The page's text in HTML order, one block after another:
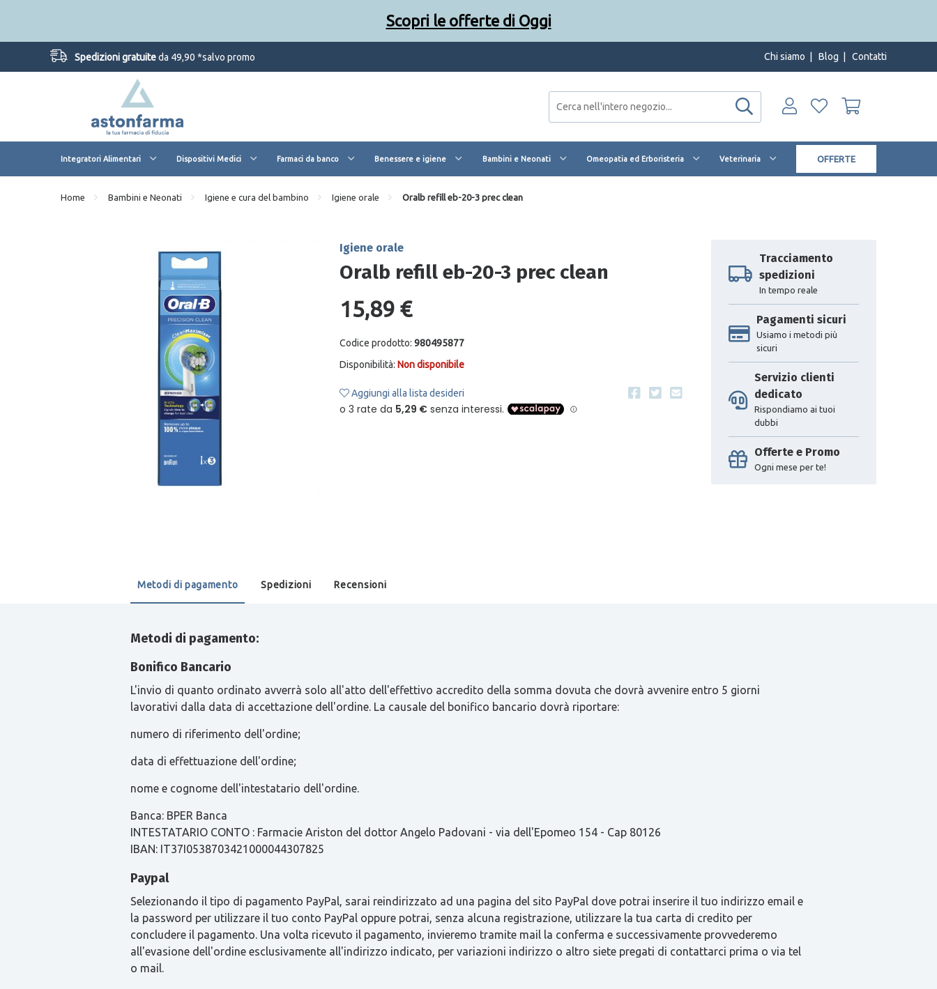
Spedizioni gratuiteda 49,90 *salvo promo Chi siamo Blog Contatti
Integratori Alimentari Dispositivi Medici Farmaci da banco Benessere e igiene Bambini e Neonati Omeopatia ed Erboristeria Veterinaria OFFERTE
Home Bambini e Neonati Igiene e cura del bambino Igiene orale Oralb refill eb-20-3 prec clean
Igiene orale
Oralb refill eb-20-3 prec clean
15,89 €
Codice prodotto: 980495877
Disponibilità: Non disponibile
Aggiungi alla lista desideri
Tracciamento
spedizioni
In tempo reale
Pagamenti sicuri
Usiamo i metodi più
sicuri
Servizio clienti
dedicato
Rispondiamo ai tuoi
dubbi
Offerte e Promo
Ogni mese per te!
Metodi di pagamento Spedizioni Recensioni
Metodi di pagamento:
Bonifico Bancario
L'invio di quanto ordinato avverrà solo all'atto dell'effettivo accredito della somma dovuta che dovrà avvenire entro 5 giorni
lavorativi dalla data di accettazione dell'ordine. La causale del bonifico bancario dovrà riportare:
numero di riferimento dell'ordine;
data di effettuazione dell'ordine;
nome e cognome dell'intestatario dell'ordine.
Banca: BPER Banca
INTESTATARIO CONTO : Farmacie Ariston del dottor Angelo Padovani - via dell'Epomeo 154 - Cap 80126
IBAN: IT37I0538703421000044307825
Paypal
Selezionando il tipo di pagamento PayPal, sarai reindirizzato ad una pagina del sito PayPal dove potrai inserire il tuo indirizzo email e
la password per utilizzare il tuo conto PayPal oppure potrai, senza alcuna registrazione, utilizzare la tua carta di credito per
concludere il pagamento. Una volta ricevuto il pagamento, invieremo tramite mail la conferma e successivamente provvederemo
all'evasione dell'ordine esclusivamente all'indirizzo indicato, per variazioni indirizzo o altro siete pregati di contattarci prima o via tel
o mail.
Scopri le offerte di Oggi